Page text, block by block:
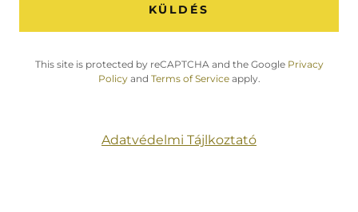
KÜLDÉS
This site is protected by reCAPTCHA and the Google Privacy
Policyand Terms of Serviceapply.
Adatvédelmi Tájlkoztató